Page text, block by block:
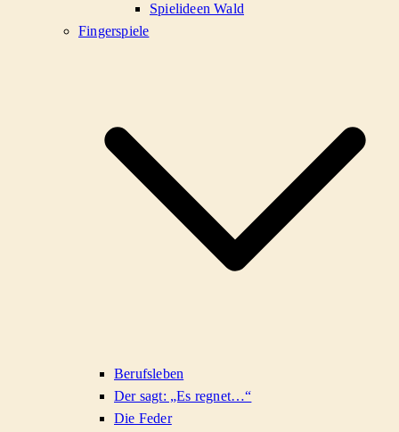
Spielideen Wald
Fingerspiele
Berufsleben
Der sagt: „Es regnet…“
Die Feder